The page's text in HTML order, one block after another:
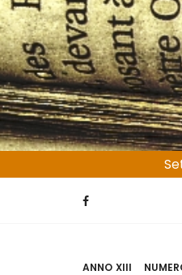
S
a
l
t
a
a
l
c
Liguria e
ANNO XIII